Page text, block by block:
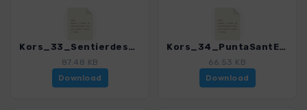
Kors_33_SentierdesCretes_4280_18.gpx
87.48 KB
Download
Kors_34_PuntaSantEliseo_4280_18.gpx
66.53 KB
Download